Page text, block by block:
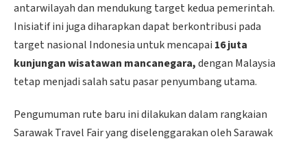
antarwilayah dan mendukung target kedua pemerintah.
Inisiatif ini juga diharapkan dapat berkontribusi pada
target nasional Indonesia untuk mencapai 16 juta
kunjungan wisatawan mancanegara,dengan Malaysia
tetap menjadi salah satu pasar penyumbang utama.
Pengumuman rute baru ini dilakukan dalam rangkaian
Sarawak Travel Fair yang diselenggarakan oleh Sarawak